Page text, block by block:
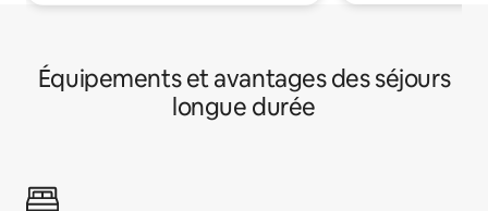
Équipements et avantages des séjours
longue durée